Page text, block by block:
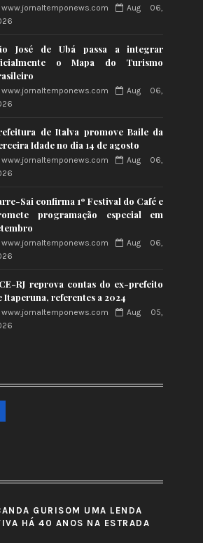
www.jornaltemponews.com
Aug 06,
José de Ubá passa a integrar
o Mapa do Turismo
www.jornaltemponews.com
Aug 06,
de Italva promove Baile da
Idade no dia 14 de agosto
www.jornaltemponews.com
Aug 06,
Sai confirma 1º Festival do Café e
programação especial em
www.jornaltemponews.com
Aug 06,
RJ reprova contas do ex-prefeito
Itaperuna, referentes a 2024
www.jornaltemponews.com
Aug 05,
GURISOM UMA LENDA
HÁ 40 ANOS NA ESTRADA